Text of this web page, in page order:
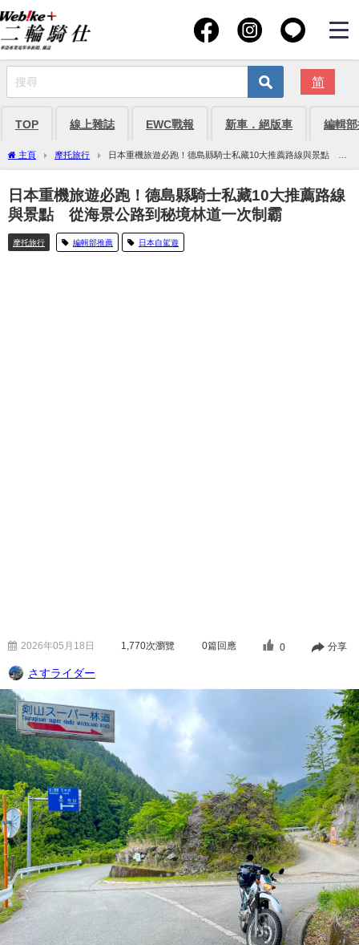
简
TOP 線上雜誌 EWC戰報 新車．絕版車 編輯
主頁 摩托旅行
日本重機旅遊必跑！德島縣騎士私藏10大推薦路線與景點 從
海景公路到秘境林道一次制霸
日本重機旅遊必跑！德島縣騎士私藏10大推薦路線
與景點 從海景公路到秘境林道一次制霸
摩托旅行 編輯部推薦 日本自駕遊
2026年05月18日 1,770次瀏覽 0篇回應 0 分享
さすライダー